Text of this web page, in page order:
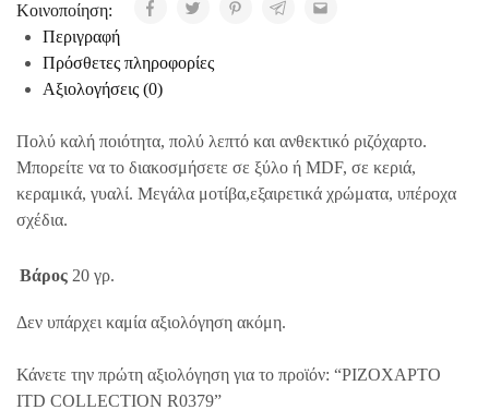
Κοινοποίηση:
Περιγραφή
Πρόσθετες πληροφορίες
Αξιολογήσεις (0)
Πολύ καλή ποιότητα, πολύ λεπτό και ανθεκτικό ριζόχαρτο.
Μπορείτε να το διακοσμήσετε σε ξύλο ή MDF, σε κεριά,
κεραμικά, γυαλί. Μεγάλα μοτίβα,εξαιρετικά χρώματα, υπέροχα
σχέδια.
Βάρος 20 γρ.
Δεν υπάρχει καμία αξιολόγηση ακόμη.
Κάνετε την πρώτη αξιολόγηση για το προϊόν: “ΡΙΖΟΧΑΡΤΟ
ITD COLLECTION R0379”